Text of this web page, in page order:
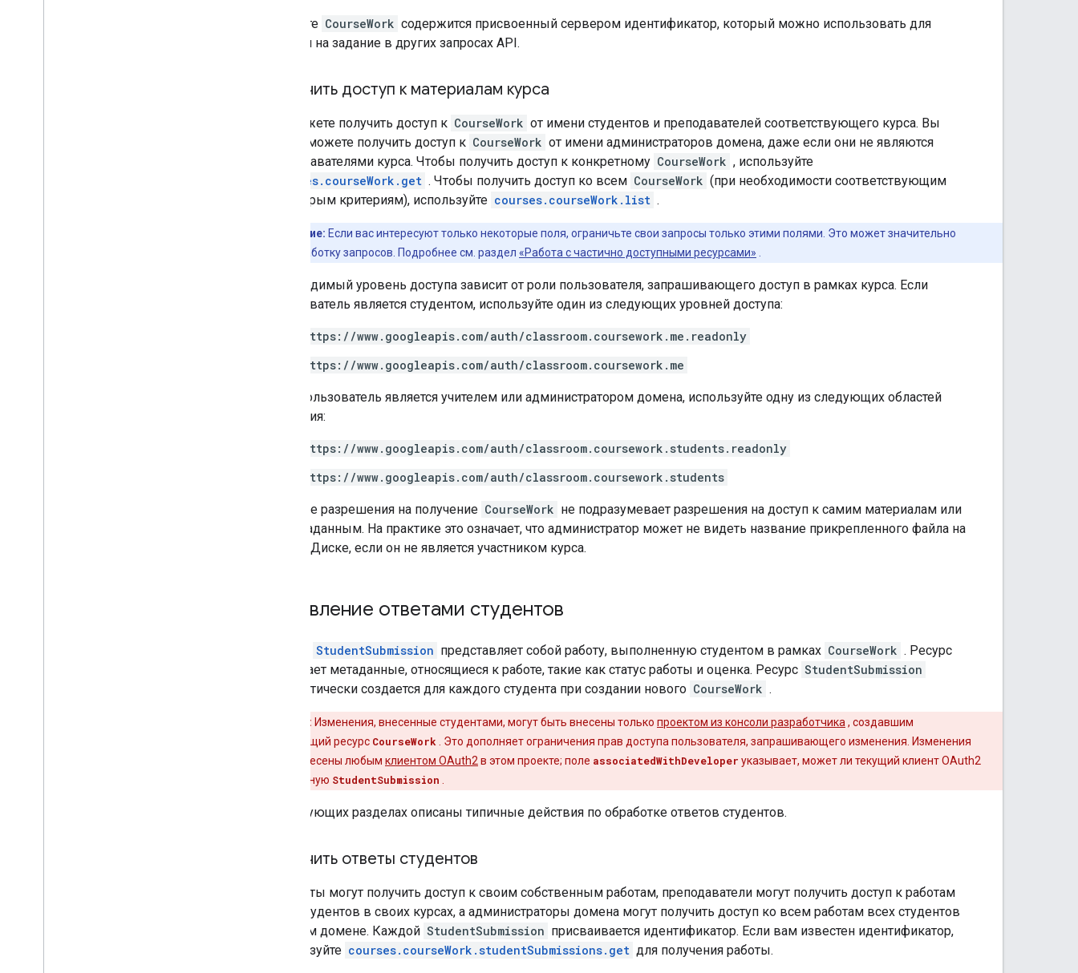
В ответе CourseWork содержится присвоенный сервером идентификатор, который можно использовать для
ссылки на задание в других запросах API.
Получить доступ к материалам курса
Вы можете получить доступ к CourseWork от имени студентов и преподавателей соответствующего курса. Вы
также можете получить доступ к CourseWork от имени администраторов домена, даже если они не являются
преподавателями курса. Чтобы получить доступ к конкретному CourseWork , используйте
courses.courseWork.get . Чтобы получить доступ ко всем CourseWork (при необходимости соответствующим
некоторым критериям), используйте courses.courseWork.list .
Примечание: Если вас интересуют только некоторые поля, ограничьте свои запросы только этими полями. Это может значительно
ускорить обработку запросов. Подробнее см. раздел «Работа с частично доступными ресурсами»
Необходимый уровень доступа зависит от роли пользователя, запрашивающего доступ в рамках курса. Если
пользователь является студентом, используйте один из следующих уровней доступа:
https://www.googleapis.com/auth/classroom.coursework.me.readonly
https://www.googleapis.com/auth/classroom.coursework.me
Если пользователь является учителем или администратором домена, используйте одну из следующих областей
действия:
https://www.googleapis.com/auth/classroom.coursework.students.readonly
https://www.googleapis.com/auth/classroom.coursework.students
Наличие разрешения на получение CourseWork не подразумевает разрешения на доступ к самим материалам или
их метаданным. На практике это означает, что администратор может не видеть название прикрепленного файла на
Google Диске, если он не является участником курса.
Управление ответами студентов
StudentSubmission представляет собой работу, выполненную студентом в рамках CourseWork . Ресурс
включает метаданные, относящиеся к работе, такие как статус работы и оценка. Ресурс StudentSubmission
автоматически создается для каждого студента при создании нового CourseWork .
Внимание: Изменения, внесенные студентами, могут быть внесены только проектом из консоли разработчика , создавшим
соответствующий ресурс CourseWork . Это дополняет ограничения прав доступа пользователя, запрашивающего изменения. Изменения
могут быть внесены любым клиентом OAuth2 в этом проекте; поле associatedWithDeveloper указывает, может ли текущий клиент OAuth2
изменять данную StudentSubmission
В следующих разделах описаны типичные действия по обработке ответов студентов.
Получить ответы студентов
Студенты могут получить доступ к своим собственным работам, преподаватели могут получить доступ к работам
всех студентов в своих курсах, а администраторы домена могут получить доступ ко всем работам всех студентов
в своем домене. Каждой StudentSubmission присваивается идентификатор. Если вам известен идентификатор,
используйте courses.courseWork.studentSubmissions.get для получения работы.